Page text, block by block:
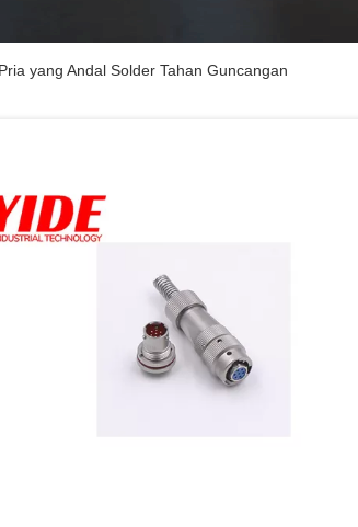
yang Andal Solder Tahan Guncangan